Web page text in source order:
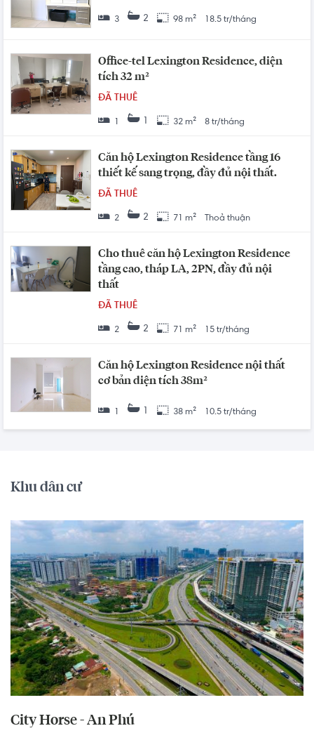
3 2 98 m² 18.5 tr/tháng
Office-tel Lexington Residence, diện
tích 32 m²
ĐÃ THUÊ
1 32 m² 8 tr/tháng
Căn hộ Lexington Residence tầng 16
thiết kế sang trọng, đầy đủ nội thất.
ĐÃ THUÊ
2 2 71 m² Thoả thuận
Cho thuê căn hộ Lexington Residence
tầng cao, tháp LA, 2PN, đầy đủ nội
thất
ĐÃ THUÊ
2 2 71 m² 15 tr/tháng
Căn hộ Lexington Residence nội thất
cơ bản diện tích 38m²
1 38 m² 10.5 tr/tháng
Khu dân cư
City Horse - An Phú